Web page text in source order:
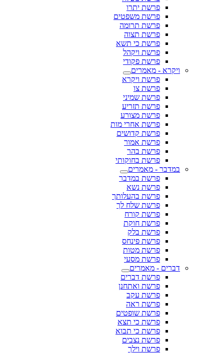
פרשת יתרו
פרשת משפטים
פרשת תרומה
פרשת תצוה
פרשת כי תשא
פרשת ויקהל
פרשת פקודי
ויקרא - מאמרים
פרשת ויקרא
פרשת צו
פרשת שמיני
פרשת תזריע
פרשת מצורע
פרשת אחרי מות
פרשת קדושים
פרשת אמור
פרשת בהר
פרשת בחוקותי
במדבר - מאמרים
פרשת במדבר
פרשת נשא
פרשת בהעלותך
פרשת שלח לך
פרשת קורח
פרשת חוקת
פרשת בלק
פרשת פינחס
פרשת מטות
פרשת מסעי
דברים - מאמרים
פרשת דברים
פרשת ואתחנן
פרשת עקב
פרשת ראה
פרשת שופטים
פרשת כי תצא
פרשת כי תבוא
פרשת נצבים
פרשת וילך